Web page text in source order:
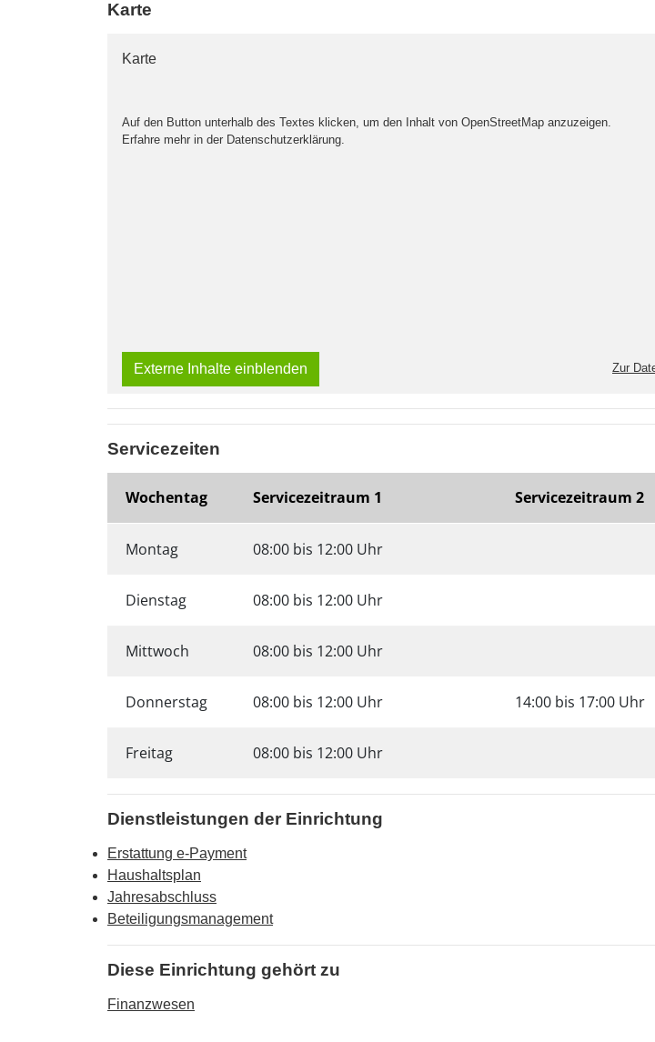
Karte
Karte
Auf den Button unterhalb des Textes klicken, um den Inhalt von OpenStreetMap anzuzeigen.
Erfahre mehr in der Datenschutzerklärung.
Externe Inhalte einblenden Zur
Servicezeiten
Wochentag Servicezeitraum 1 Servicezeitraum 2
Montag 08:00 bis 12:00 Uhr
Dienstag 08:00 bis 12:00 Uhr
Mittwoch 08:00 bis 12:00 Uhr
Donnerstag 08:00 bis 12:00 Uhr 14:00 bis 17:00 Uhr
Freitag 08:00 bis 12:00 Uhr
Dienstleistungen der Einrichtung
Erstattung e-Payment
Haushaltsplan
Jahresabschluss
Beteiligungsmanagement
Diese Einrichtung gehört zu
Finanzwesen